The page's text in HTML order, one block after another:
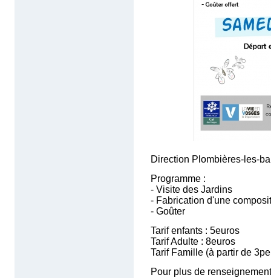
Direction Plombières-les-
Programme :
- Visite des Jardins
- Fabrication d'une
- Goûter
Tarif enfants : 5euros
Tarif Adulte : 8euros
Tarif Famille (à partir de
Pour plus de